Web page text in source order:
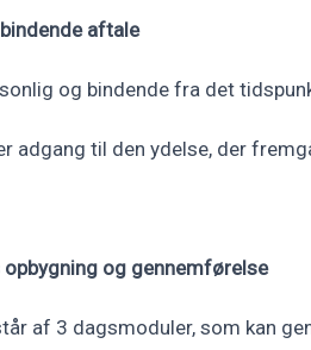
aftale
og bindende fra det
adgang til den ydelse, der
opbygning og gennemførelse
af 3 dagsmoduler, som kan